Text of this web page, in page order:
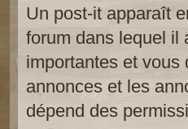
Un post-it apparaît
forum dans lequel il
importantes et vous
annonces et les
dépend des